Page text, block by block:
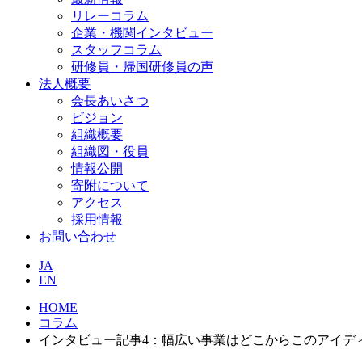
リレーコラム
企業・機関インタビュー
スタッフコラム
研修員・帰国研修員の声
法人概要
会長あいさつ
ビジョン
組織概要
組織図・役員
情報公開
寄附について
アクセス
採用情報
お問い合わせ
JA
EN
HOME
コラム
インタビュー記事4：幅広い事業はどこからこのアイデ